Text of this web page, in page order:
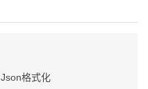
Json格式化